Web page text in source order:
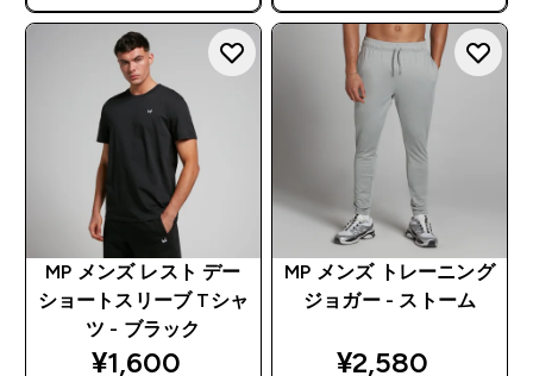
で追加10%オフ！
で追加10%オフ！
MP メンズ レスト デー
ショートスリーブ Tシャ
ツ - ブラック
discounted price
¥1,600‎
MP メンズ トレーニング
ジョガー - ストーム
discounted
¥2,580‎